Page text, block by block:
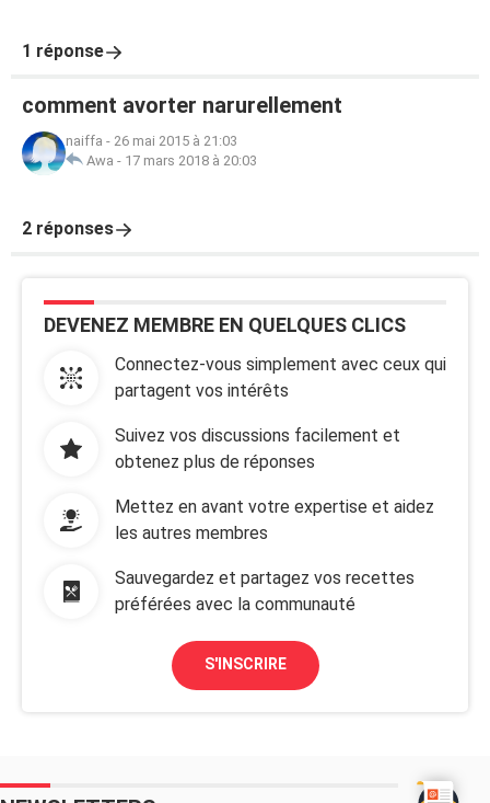
1 réponse
comment avorter narurellement
naiffa - 26 mai 2015 à 21:03
Awa - 17 mars 2018 à 20:03
2 réponses
DEVENEZ MEMBRE EN QUELQUES CLICS
Connectez-vous simplement avec ceux qui
partagent vos intérêts
Suivez vos discussions facilement et
obtenez plus de réponses
Mettez en avant votre expertise et aidez
les autres membres
Sauvegardez et partagez vos recettes
préférées avec la communauté
S'INSCRIRE